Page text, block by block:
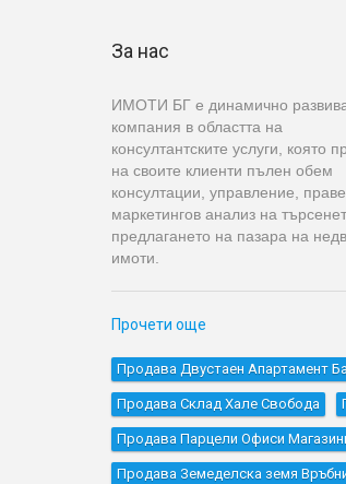
За нас
ИМОТИ БГ е динамично
компания в областта на
консултантските услуги, която
на своите клиенти пълен обем
консултации, управление,
маркетингов анализ на
предлагането на пазара на
имоти.
Прочети още
Продава Двустаен Апартамент
Продава Склад Хале Свобода
Продава Парцели Офиси
Продава Земеделска земя